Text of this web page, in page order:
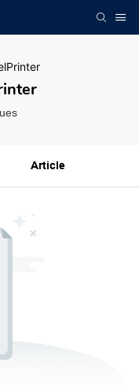
Article